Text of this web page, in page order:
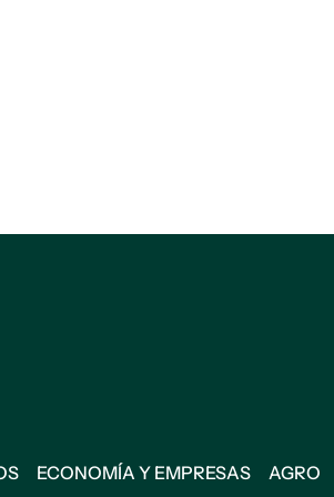
ECONOMÍA Y EMPRESAS AGRO